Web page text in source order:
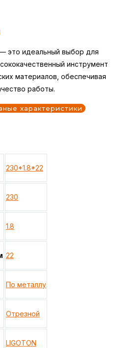
— это идеальный выбор для
инструмент
материалов, обеспечивая
работы.
характеристики
230*1.8*22
230
1.8
22
По металлу
Отрезной
LIGOTON